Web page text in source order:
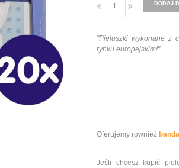
DODAJ
"Pieluszki wykonane z
rynku europejskim!"
Oferujemy również
Jeśli chcesz kupić